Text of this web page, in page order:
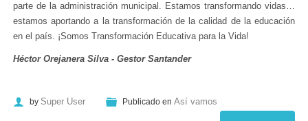
parte de la administración municipal. Estamos transformando vidas…
estamos aportando a la transformación de la calidad de la educación
en el país. ¡Somos Transformación Educativa para la Vida!
Héctor Orejanera Silva - Gestor Santander
by Super User Publicado en Así vamos